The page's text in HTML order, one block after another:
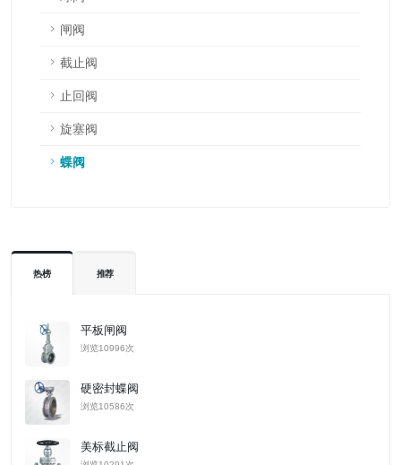
闸阀
截止阀
止回阀
旋塞阀
蝶阀
热榜 推荐
平板闸阀
浏览10996次
硬密封蝶阀
浏览10586次
美标截止阀